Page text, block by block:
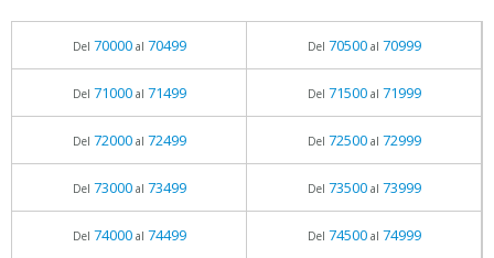
Del 70000al 70499 Del 70500al 70999
Del 71000al 71499 Del 71500al 71999
Del 72000al 72499 Del 72500al 72999
Del 73000al 73499 Del 73500al 73999
Del 74000al 74499 Del 74500al 74999